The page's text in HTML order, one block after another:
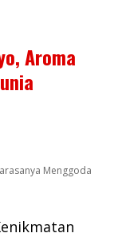
Aroma
Menggoda